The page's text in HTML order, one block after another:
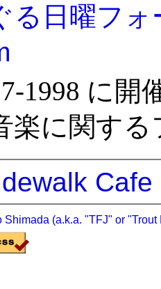
る日曜フ
1998 に
楽に関す
Cafe
Shimada (a.k.a. "TFJ" or